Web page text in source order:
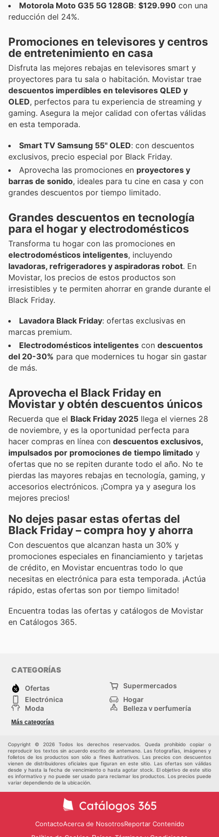
Motorola Moto G35 5G 128GB: $129.990 con una
reducción del 24%.
Promociones en televisores y centros
de entretenimiento en casa
Disfruta las mejores rebajas en televisores smart y
proyectores para tu sala o habitación. Movistar trae
descuentos imperdibles en televisores QLED y
OLED, perfectos para tu experiencia de streaming y
gaming. Asegura la mejor calidad con ofertas válidas
en esta temporada.
Smart TV Samsung 55" OLED: con descuentos
exclusivos, precio especial por Black Friday.
Aprovecha las promociones en proyectores y
barras de sonido, ideales para tu cine en casa y con
grandes descuentos por tiempo limitado.
Grandes descuentos en tecnología
para el hogar y electrodomésticos
Transforma tu hogar con las promociones en
electrodomésticos inteligentes, incluyendo
lavadoras, refrigeradores y aspiradoras robot. En
Movistar, los precios de estos productos son
irresistibles y te permiten ahorrar en grande durante el
Black Friday.
Lavadora Black Friday: ofertas exclusivas en
marcas premium.
Electrodomésticos inteligentes con descuentos
del 20-30% para que modernices tu hogar sin gastar
de más.
Aprovecha el Black Friday en
Movistar y obtén descuentos únicos
Recuerda que el Black Friday 2025 llega el viernes 28
de noviembre, y es la oportunidad perfecta para
hacer compras en línea con descuentos exclusivos,
impulsados por promociones de tiempo limitado y
ofertas que no se repiten durante todo el año. No te
pierdas las mayores rebajas en tecnología, gaming, y
accesorios electrónicos. ¡Compra ya y asegura los
mejores precios!
No dejes pasar estas ofertas del
Black Friday – compra hoy y ahorra
Con descuentos que alcanzan hasta un 30% y
promociones especiales en financiamiento y tarjetas
de crédito, en Movistar encuentras todo lo que
necesitas en electrónica para esta temporada. ¡Actúa
rápido, estas ofertas son por tiempo limitado!
Encuentra todas las ofertas y catálogos de Movistar
en Catálogos 365.
CATEGORÍAS
Ofertas
Supermercados
Electrónica
Hogar
Moda
Belleza y perfumería
Deporte
Más categorías
Copyright © 2026 Todos los derechos reservados. Queda prohibido copiar o
reproducir los textos sin acuerdo escrito de antemano. Las fotografías, imágenes y
folletos de los productos son sólo a fines ilustrativos. Las precios con descuentos
vienen de distribuidores oficiales que figuran en este sitio. Las ofertas son válidas
desde y hasta la fecha de vencimiento o hasta agotar stock. El objetivo de este sitio
es informativo y no puede ser usado para reclamar los productos. Los precios puede
variar dependiendo de la ubicación.
ContactoAcerca de NosotrosReportar Contenido